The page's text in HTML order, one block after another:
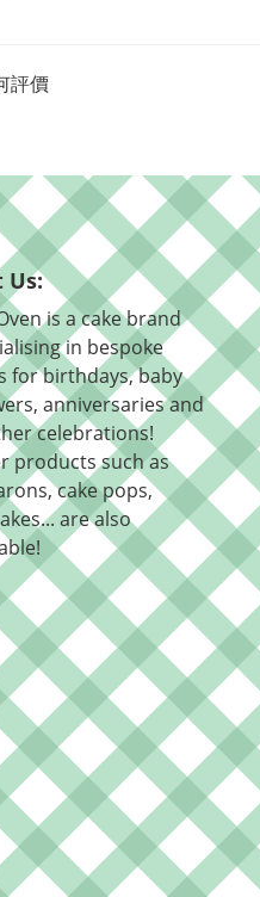
評價
Us:
is a cake brand
in bespoke
for birthdays, baby
anniversaries and
celebrations!
products such as
cake pops,
are also